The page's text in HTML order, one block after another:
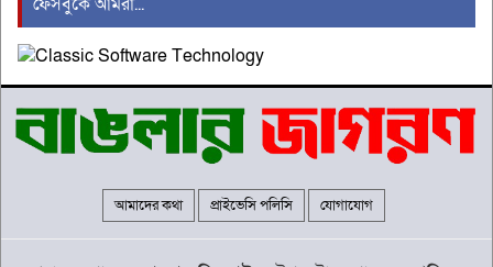
মানিকগঞ্জে বিকাশের মাধ্যমে টাকা
আত্মসাতের অভিযোগে এক প্রতারক
গ্রেপতার
উজিরপুরের সাতলায় অর্ধশত পরিবারের
একমাত্র কাঁচা সড়কের বেহাল দশা
আমাদের কথা প্রাইভেসি পলিসি যোগাযোগ